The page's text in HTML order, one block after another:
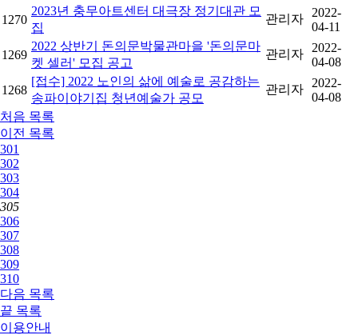
1270
2023년 충무아트센터 대극장 정기대관 모
집
관리자
2022-
04-11
1269
2022 상반기 돈의문박물관마을 '돈의문마
켓 셀러' 모집 공고
관리자
2022-
04-08
1268
[접수] 2022 노인의 삶에 예술로 공감하는
송파이야기집 청년예술가 공모
관리자
2022-
04-08
처음 목록
이전 목록
301
302
303
304
305
306
307
308
309
310
다음 목록
끝 목록
이용안내